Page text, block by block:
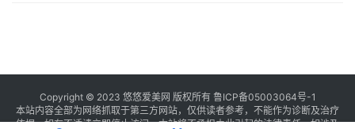
Copyright © 2023 悠悠爱美网 版权所有 鲁ICP备05003064号-1
本站内容全部为网络抓取于第三方网站，仅供读者参考，不能作为诊断及治疗
依据，如有不适请立即停止访问，本站将不承担由此引起的法律责任。如涉及